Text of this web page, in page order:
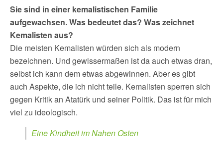
Sie sind in einer kemalistischen Familie
aufgewachsen. Was bedeutet das? Was zeichnet
Kemalisten aus?
Die meisten Kemalisten würden sich als modern
bezeichnen. Und gewissermaßen ist da auch etwas dran,
selbst ich kann dem etwas abgewinnen. Aber es gibt
auch Aspekte, die ich nicht teile. Kemalisten sperren sich
gegen Kritik an Atatürk und seiner Politik. Das ist für mich
viel zu ideologisch.
Eine Kindheit im Nahen Osten